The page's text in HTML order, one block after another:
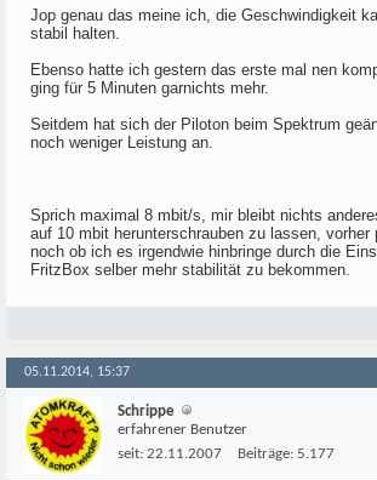
Jop genau das meine ich, die Geschwindigkeit
stabil halten.
Ebenso hatte ich gestern das erste mal nen
ging für 5 Minuten garnichts mehr.
Seitdem hat sich der Piloton beim Spektrum
noch weniger Leistung an.
Sprich maximal 8 mbit/s, mir bleibt nichts
auf 10 mbit herunterschrauben zu lassen, vorher
noch ob ich es irgendwie hinbringe durch die
FritzBox selber mehr stabilität zu bekommen.
05.11.2014, 15:37
Schrippe
erfahrener Benutzer
seit: 22.11.2007 Beiträge: 5.177